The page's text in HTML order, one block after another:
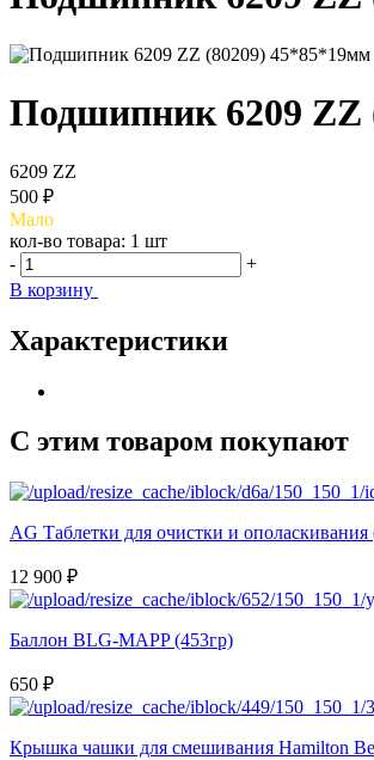
Подшипник 6209 ZZ
6209 ZZ
500 ₽
Мало
кол-во товара: 1 шт
-
+
В корзину
Характеристики
С этим товаром покупают
AG Таблетки для очистки и
12 900 ₽
Баллон BLG-MAPP (453гр)
650 ₽
Крышка чашки для смешивания Hamilton